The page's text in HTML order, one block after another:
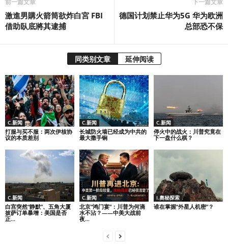
激進男購火箭筒欲炸白宮 FBI
借助臥底將其逮捕
德国计划禁止华为5G 华为欧洲
总部恐不保
同类别文章 延伸阅读
C.新闻
打服与买不服：两次伊核协
议的本质差别
C.新闻
长城防火墙已经成为中共的
最大撒手锏
C.新闻
停火中的战火：川普究竟在
下一盘什么棋？
C.新闻
白宫突然“静默”、五角大厦
披萨订单暴增：美国是否
正...
C.新闻
北京“鸿门宴”：川普为何滴
水不沾？——中美大战前
夜...
I.奧秘探索
谁在掌握“外星人机密”？